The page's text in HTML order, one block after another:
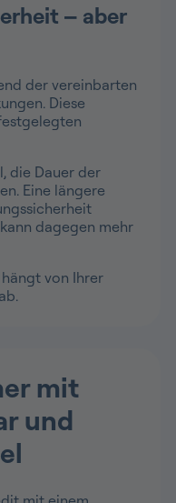
– aber
der vereinbarten
Diese
die Dauer der
Eine längere
dagegen mehr
von Ihrer
mit
und